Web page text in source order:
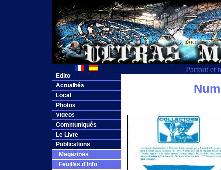
Partout et
Edito
Actualités
Local
Photos
Videos
Communiqués
Le Livre
Publications
Magazines
Feuilles d'Info